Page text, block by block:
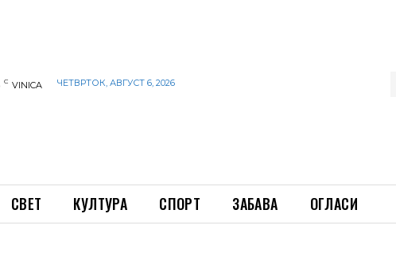
C VINICA ЧЕТВРТОК, АВГУСТ 6, 2026
СВЕТ КУЛТУРА СПОРТ ЗАБАВА ОГЛАСИ